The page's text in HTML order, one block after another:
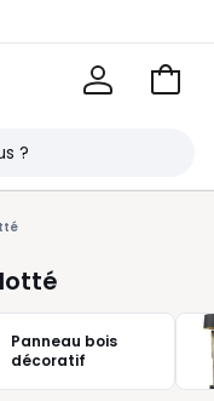
Voir
Panneau bois
décoratif